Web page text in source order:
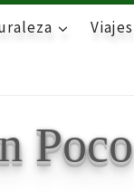
Viajes